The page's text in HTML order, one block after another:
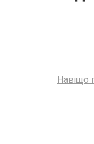
Навіщо